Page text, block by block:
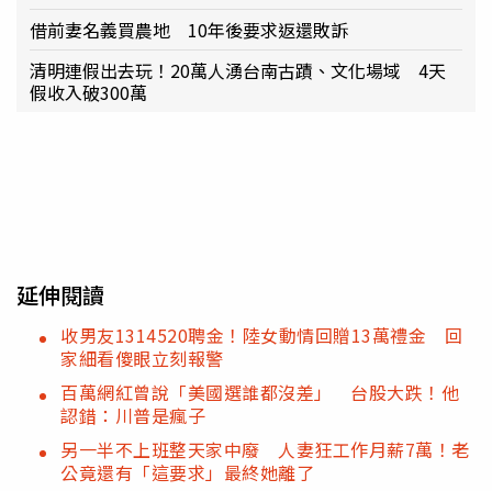
借前妻名義買農地 10年後要求返還敗訴
清明連假出去玩！20萬人湧台南古蹟、文化場域 4天
假收入破300萬
延伸閱讀
收男友1314520聘金！陸女動情回贈13萬禮金 回
家細看傻眼立刻報警
百萬網紅曾說「美國選誰都沒差」 台股大跌！他
認錯：川普是瘋子
另一半不上班整天家中廢 人妻狂工作月薪7萬！老
公竟還有「這要求」最終她離了